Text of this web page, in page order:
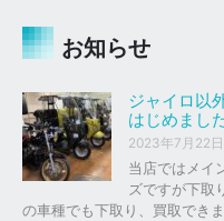
お知らせ
ジャイロ以
はじめました
2023年7月22日
当店ではメイ
ズですが下取
の車種でも下取り、買取でき